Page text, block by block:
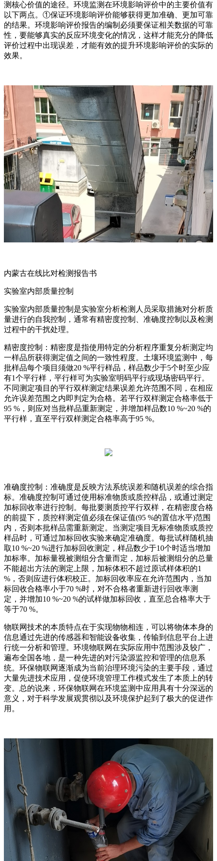
测核心价值的途径。环境监测在环境影响评价中的主要价值有
以下两点。①保证环境影响评价能够获得更加准确、更加可靠
的结果。环境影响评价报告的编制必须要保证相关数据的可靠
性，要能够真实的反应环境变化的情况，这样才能充分的降低
评价过程中出现误差，才能有效的提升环境影响评价的实际的
效果。
内蒙古在线比对检测报告书
实验室内部质量控制
实验室内部质量控制是实验室分析检测人员采取措施对分析质
量进行的自我控制，通常有精密度控制、准确度控制以及检测
过程中的干扰处理。
精密度控制：精密度是指使用特定的分析程序重复分析测定均
一样品所获得测定值之间的一致性程度。土壤环境监测中，每
批样品每个项目须做20 %平行样品，样品数少于5个时至少应
有1个平行样，平行样可为实验室明码平行或现场密码平行。
不同测定项目的平行双样测定结果误差允许范围不同，在相应
允许误差范围之内即判定为合格。若平行双样测定合格率低于
95 %，则应对当批样品重新测定，并增加样品数10 %~20 %的
平行样，直至平行双样测定合格率高于95 %。
准确度控制：准确度是反映方法系统误差和随机误差的综合指
标。准确度控制可通过使用标准物质或质控样品，或通过测定
加标回收率进行控制。每批要测质控平行双样，在精密度合格
的前提下，质控样测定值必须在保证值(95 %的置信水平)范围
内，否则本批样品需重新测定。当测定项目无标准物质或质控
样品时，可通过加标回收实验来确定准确度。每批试样随机抽
取10 %~20 %进行加标回收测定，样品数少于10个时适当增加
加标率。加标量视被测组分含量而定，加标后被测组分的总量
不能超出方法的测定上限，加标体积不超过原试样体积的1
%，否则应进行体积校正。加标回收率应在允许范围内，当加
标回收合格率小于70 %时，对不合格者重新进行回收率测
定，并增加10 %~20 %的试样做加标回收，直至总合格率大于
等于70 %。
物联网技术的本质特点在于实现物物相连，可以将物体本身的
信息通过先进的传感器和智能设备收集，传输到信息平台上进
行统一分析和管理。环境物联网在实际应用中范围涉及较广，
遍布全国各地，是一种先进的对污染源监控和管理的信息系
统。环保物联网逐渐成为当前治理环境污染的主要手段，通过
大量先进技术应用，促使环境管理工作模式发生了本质上的转
变。总的说来，环保物联网在环境监测中应用具有十分深远的
意义，对于科学发展观贯彻以及环境保护起到了极大的促进作
用。